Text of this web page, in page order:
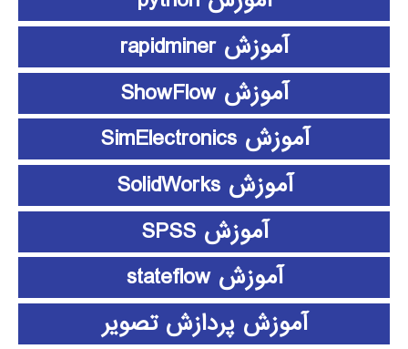
آموزش rapidminer
آموزش ShowFlow
آموزش SimElectronics
آموزش SolidWorks
آموزش SPSS
آموزش stateflow
آموزش پردازش تصویر